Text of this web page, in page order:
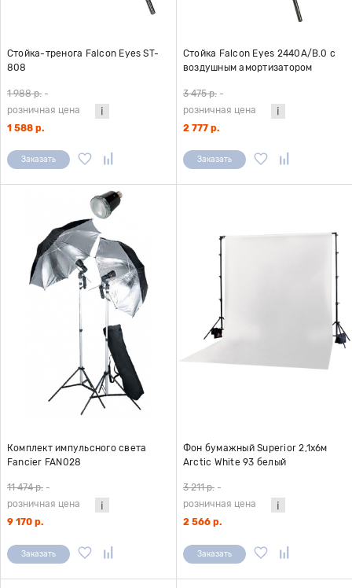
Стойка-тренога Falcon Eyes ST-
808
1 988 р. -
розничная цена
1 588 р.
Заказать
Стойка Falcon Eyes 2440A/B.0 с
воздушным амортизатором
3 475 р. -
розничная цена
2 777 р.
Заказать
Комплект импульсного света
Fancier FAN028
11 474 р. -
розничная цена
9 170 р.
Заказать
Фон бумажный Superior 2,1x6м
Arctic White 93 белый
3 211 р. -
розничная цена
2 566 р.
Заказать